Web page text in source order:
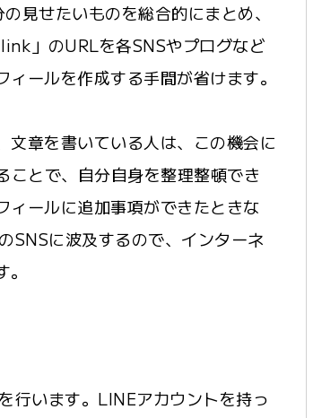
見せたいものを総合的にまとめ、
」のURLを各SNSやプログなど
ールを作成する手間が省けます。
章を書いている人は、この機会に
ことで、自分自身を整理整頓でき
ィールに追加事項ができたときな
に波及するので、インターネ
行います。LINEアカウントを持っ